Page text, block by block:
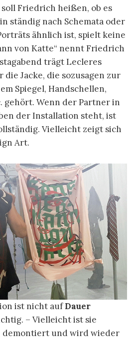
Friedrich heißen, ob es
ständig nach Schemata oder
ähnlich ist, spielt keine
von Katte“ nennt Friedrich
trägt Lecleres
die Jacke, die sozusagen zur
Spiegel, Handschellen,
gehört. Wenn der Partner in
der Installation steht, ist
Vielleicht zeigt sich
Art.
ist nicht aufDauer
– Vielleicht ist sie
und wird wieder